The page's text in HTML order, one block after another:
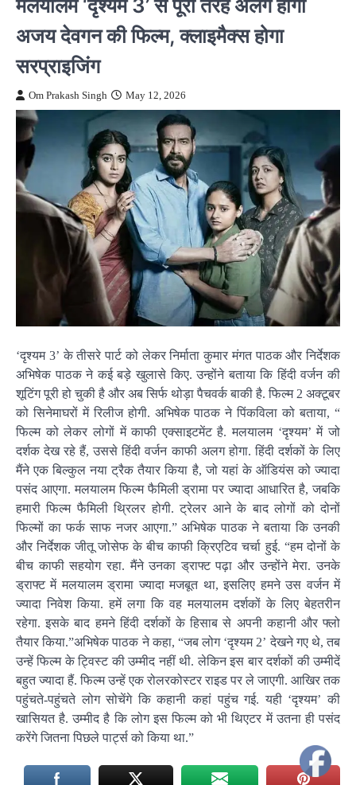
अजय देवगन की फिल्म, क्लाइमैक्स होगा
सरप्राइजिंग
Om Prakash Singh May 12, 2026
‘दृश्यम 3’ के तीसरे पार्ट को लेकर निर्माता कुमार मंगत पाठक और निर्देशक
अभिषेक पाठक ने कई बड़े खुलासे किए. उन्होंने बताया कि हिंदी वर्जन की
शूटिंग पूरी हो चुकी है और अब सिर्फ थोड़ा पैचवर्क बाकी है. फिल्म 2 अक्टूबर
को सिनेमाघरों में रिलीज होगी. अभिषेक पाठक ने पिंकविला को बताया, “
फिल्म को लेकर लोगों में काफी एक्साइटमेंट है. मलयालम ‘दृश्यम’ में जो
दर्शक देख रहे हैं, उससे हिंदी वर्जन काफी अलग होगा. हिंदी दर्शकों के लिए
मैंने एक बिल्कुल नया ट्रैक तैयार किया है, जो यहां के ऑडियंस को ज्यादा
पसंद आएगा. मलयालम फिल्म फैमिली ड्रामा पर ज्यादा आधारित है, जबकि
हमारी फिल्म फैमिली थ्रिलर होगी. ट्रेलर आने के बाद लोगों को दोनों
फिल्मों का फर्क साफ नजर आएगा.” अभिषेक पाठक ने बताया कि उनकी
और निर्देशक जीतू जोसेफ के बीच काफी क्रिएटिव चर्चा हुई. “हम दोनों के
बीच काफी सहयोग रहा. मैंने उनका ड्राफ्ट पढ़ा और उन्होंने मेरा. उनके
ड्राफ्ट में मलयालम ड्रामा ज्यादा मजबूत था, इसलिए हमने उस वर्जन में
ज्यादा निवेश किया. हमें लगा कि वह मलयालम दर्शकों के लिए बेहतरीन
रहेगा. इसके बाद हमने हिंदी दर्शकों के हिसाब से अपनी कहानी और फ्लो
तैयार किया.”अभिषेक पाठक ने कहा, “जब लोग ‘दृश्यम 2’ देखने गए थे, तब
उन्हें फिल्म के ट्विस्ट की उम्मीद नहीं थी. लेकिन इस बार दर्शकों की उम्मीदें
बहुत ज्यादा हैं. फिल्म उन्हें एक रोलरकोस्टर राइड पर ले जाएगी. आखिर तक
पहुंचते-पहुंचते लोग सोचेंगे कि कहानी कहां पहुंच गई. यही ‘दृश्यम’ की
खासियत है. उम्मीद है कि लोग इस फिल्म को भी थिएटर में उतना ही पसंद
करेंगे जितना पिछले पार्ट्स को किया था.”